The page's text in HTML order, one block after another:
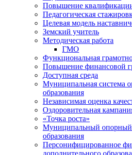
Повышение
Педагогическая
Целевая модель
Земский учитель
Методическая работа
ГМО
Функциональная
Повышение финансовой
Доступная среда
Муниципальная система
образования
Независимая оценка
Оздоровительная
«Точка роста»
Муниципальный опорный
образования
Персонифицированное
дополнительного